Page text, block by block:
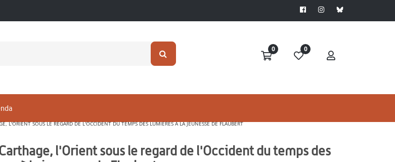
0 0
L'ORIENT SOUS LE REGARD DE L'OCCIDENT DU TEMPS DES LUMIÈRES À LA JEUNESSE DE FLAUBERT
l'Orient sous le regard de l'Occident du temps des